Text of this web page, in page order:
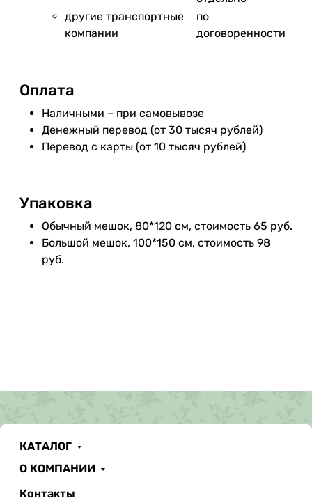
другие транспортные
компании
по
договоренности
Оплата
Наличными – при самовывозе
Денежный перевод (от 30 тысяч рублей)
Перевод с карты (от 10 тысяч рублей)
Упаковка
Обычный мешок, 80*120 см, стоимость 65 руб.
Большой мешок, 100*150 см, стоимость 98
руб.
КАТАЛОГ
О КОМПАНИИ
Контакты